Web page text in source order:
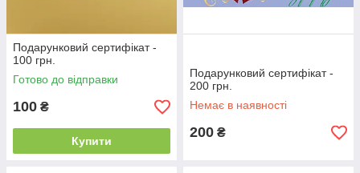
Подарунковий сертифікат -
100 грн.
Готово до відправки
100 ₴
Купити
Подарунковий сертифікат -
200 грн.
Немає в наявності
200 ₴